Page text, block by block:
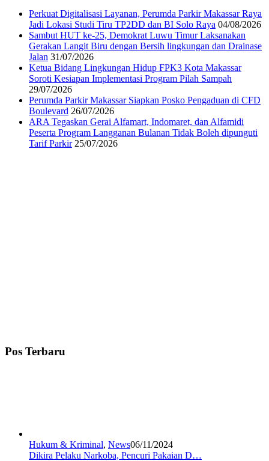
Perkuat Digitalisasi Layanan, Perumda Parkir Makassar Raya
Jadi Lokasi Studi Tiru TP2DD dan BI Solo Raya 04/08/2026
Sambut HUT ke-25, Demokrat Luwu Timur Laksanakan
Gerakan Langit Biru dengan Bersih lingkungan dan Drainase
Jalan 31/07/2026
Ketua Bidang Lingkungan Hidup FPK3 Kota Makassar
Soroti Kesiapan Implementasi Program Pilah Sampah
29/07/2026
Perumda Parkir Makassar Siapkan Posko Pengaduan di CFD
Boulevard 26/07/2026
ARA Tegaskan Gerai Alfamart, Indomaret, dan Alfamidi
Peserta Program Langganan Bulanan Tidak Boleh dipunguti
Tarif Parkir 25/07/2026
Pos Terbaru
Hukum & Kriminal, News06/11/2024
Dikira Pelaku Narkoba, Pencuri Pakaian D…